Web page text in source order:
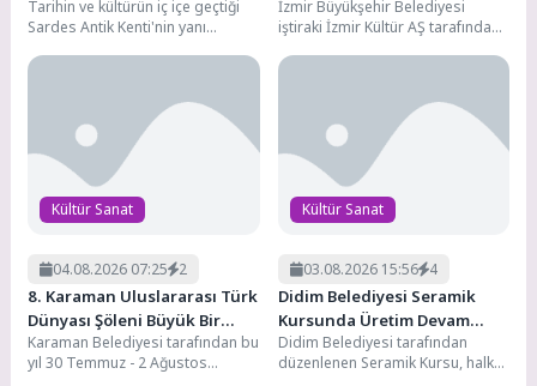
dört bir yanından sanatçıları
aynı sahnede buluşturdu
Tarihin ve kültürün iç içe geçtiği
Sardes Antik Kenti'nin yanı
İzmir Büyükşehir Belediyesi
iştiraki İzmir Kültür AŞ tarafından
Alanı Açık Hava...
Kültür Sanat
04.08.2026 07:25 2
8. Karaman Uluslararası Türk
Dünyası Şöleni Büyük Bir
Coşkuyla Kutlandı
Karaman Belediyesi tarafından bu
yıl 30 Temmuz - 2 Ağustos
Kültür Sanat
03.08.2026 15:56 4
Didim Belediyesi Seramik
Kursunda Üretim Devam
Ediyor
Didim Belediyesi tarafından
düzenlenen Seramik Kursu, halkı